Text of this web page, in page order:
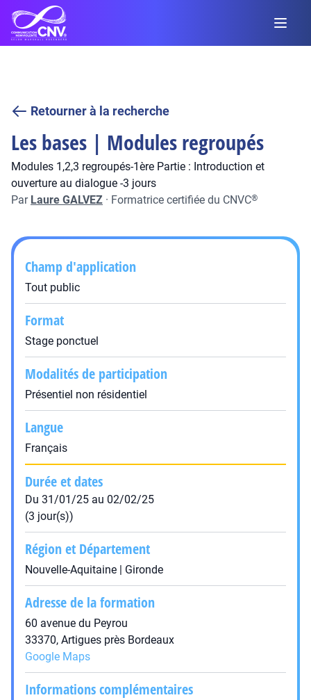
Retourner à la recherche
Les bases | Modules regroupés
Modules 1,2,3 regroupés-1ère Partie : Introduction et
ouverture au dialogue -3 jours
Par Laure GALVEZ · Formatrice certifiée du CNVC®
Champ d'application
Tout public
Format
Stage ponctuel
Modalités de participation
Présentiel non résidentiel
Langue
Français
Durée et dates
Du 31/01/25 au 02/02/25
(3 jour(s))
Région et Département
Nouvelle-Aquitaine | Gironde
Adresse de la formation
60 avenue du Peyrou
33370, Artigues près Bordeaux
Google Maps
Informations complémentaires